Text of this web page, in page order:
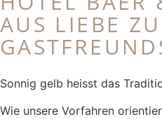
AUS LIEBE
Sonnig gelb heisst das
Wie unsere Vorfahren